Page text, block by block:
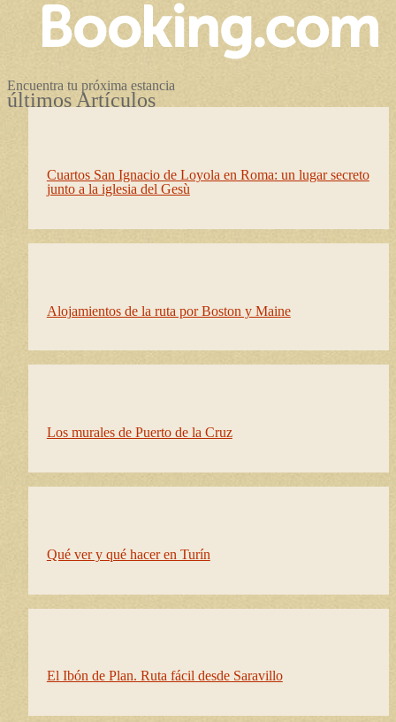
Encuentra tu próxima estancia
últimos Artículos
Cuartos San Ignacio de Loyola en Roma: un lugar secreto
junto a la iglesia del Gesù
Alojamientos de la ruta por Boston y Maine
Los murales de Puerto de la Cruz
Qué ver y qué hacer en Turín
El Ibón de Plan. Ruta fácil desde Saravillo